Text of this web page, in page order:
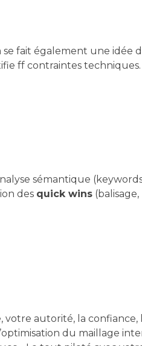
se fait également une idée
ff contraintes techniques.
sémantique
des quick wins (balisage,
autorité, la confiance,
du maillage